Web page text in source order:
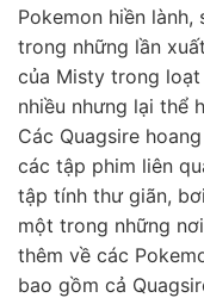
Pokemon hiền
trong những lần
của Misty trong
nhiều nhưng lại thể
Các Quagsire
các tập phim liên
tập tính thư giãn,
một trong những
thêm về các
bao gồm cả